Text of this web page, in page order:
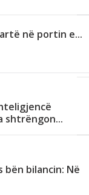
në portin e...
shtrëngon...
bilancin: Në